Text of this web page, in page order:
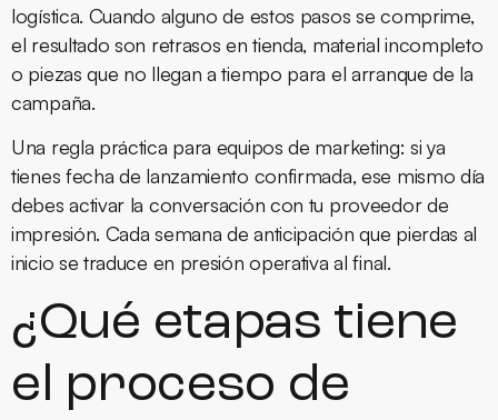
logística. Cuando alguno de estos pasos se comprime,
el resultado son retrasos en tienda, material incompleto
o piezas que no llegan a tiempo para el arranque de la
campaña.
Una regla práctica para equipos de marketing: si ya
tienes fecha de lanzamiento confirmada, ese mismo día
debes activar la conversación con tu proveedor de
impresión. Cada semana de anticipación que pierdas al
inicio se traduce en presión operativa al final.
¿Qué etapas tiene
el proceso de